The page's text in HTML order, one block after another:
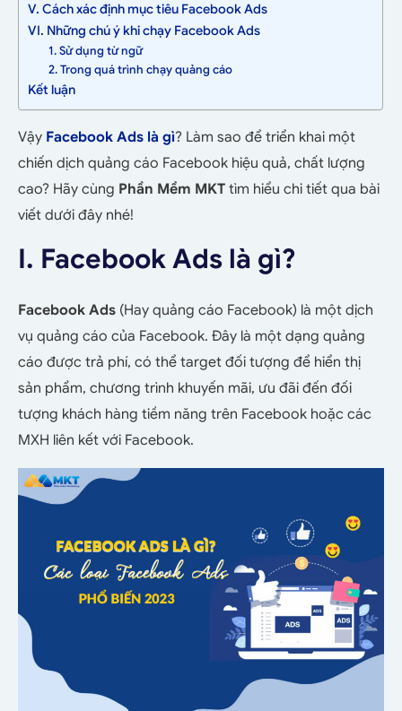
V. Cách xác định mục tiêu Facebook Ads
VI. Những chú ý khi chạy Facebook Ads
1. Sử dụng từ ngữ
2. Trong quá trình chạy quảng cáo
Kết luận
Vậy Facebook Ads là gì? Làm sao để triển khai một
chiến dịch quảng cáo Facebook hiệu quả, chất lượng
cao? Hãy cùng Phần Mềm MKT tìm hiểu chi tiết qua bài
viết dưới đây nhé!
I. Facebook Ads là gì?
Facebook Ads (Hay quảng cáo Facebook) là một dịch
vụ quảng cáo của Facebook. Đây là một dạng quảng
cáo được trả phí, có thể target đối tượng để hiển thị
sản phẩm, chương trình khuyến mãi, ưu đãi đến đối
tượng khách hàng tiềm năng trên Facebook hoặc các
MXH liên kết với Facebook.